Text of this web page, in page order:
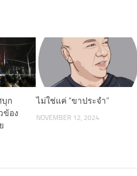
บุก
ข้อง
ไม่ใช่แค่ “ขาประจำ”
NOVEMBER 12, 2024